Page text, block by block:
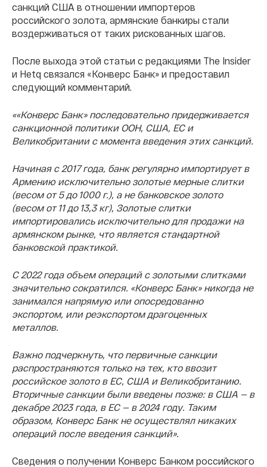
санкций США в отношении импортеров
российского золота, армянские банкиры стали
воздерживаться от таких рискованных шагов.
После выхода этой статьи с редакциями The Insider
и Hetq связался «Конверс Банк» и предоставил
следующий комментарий.
««Конверс Банк» последовательно придерживается
санкционной политики ООН, США, ЕС и
Великобритании с момента введения этих санкций.
Начиная с 2017 года, банк регулярно импортирует в
Армению исключительно золотые мерные слитки
(весом от 5 до 1000 г.), а не банковское золото
(весом от 11 до 13,3 кг), Золотые слитки
импортировались исключительно для продажи на
армянском рынке, что является стандартной
банковской практикой.
С 2022 года объем операций с золотыми слитками
значительно сократился. «Конверс Банк» никогда не
занимался напрямую или опосредованно
экспортом, или реэкспортом драгоценных
металлов.
Важно подчеркнуть, что первичные санкции
распространяются только на тех, кто ввозит
российское золото в ЕС, США и Великобританию.
Вторичные санкции были введены позже: в США — в
декабре 2023 года, в ЕС — в 2024 году. Таким
образом, Конверс Банк не осуществлял никаких
операций после введения санкций».
Сведения о получении Конверс Банком российского